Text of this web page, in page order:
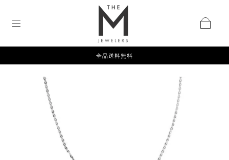
全品送料無料